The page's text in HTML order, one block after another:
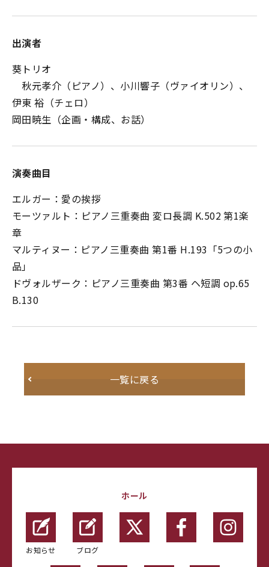
出演者
葵トリオ
秋元孝介（ピアノ）、小川響子（ヴァイオリン）、
伊東 裕（チェロ）
岡田暁生（企画・構成、お話）
演奏曲目
エルガー：愛の挨拶
モーツァルト：ピアノ三重奏曲 変ロ長調 K.502 第1楽
章
マルティヌー：ピアノ三重奏曲 第1番 H.193「5つの小
品」
ドヴォルザーク：ピアノ三重奏曲 第3番 ヘ短調 op.65
B.130
一覧に戻る
ホール
お知らせ ブログ